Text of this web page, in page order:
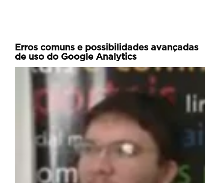
Erros comuns e possibilidades avançadas
de uso do Google Analytics